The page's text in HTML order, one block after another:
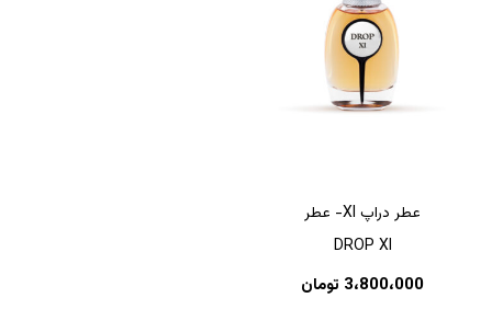
عطر دراپ XI- عطر
DROP XI
3،800،000 تومان